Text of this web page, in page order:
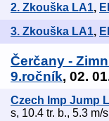
2. Zkouška LA1,
3. Zkouška LA1,
Čerčany -
9.ročník, 02.
Czech Imp Jump
s, 10.4 tr. b., 5.3 m/s